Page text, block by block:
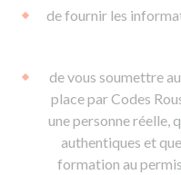
de fournir les
de vous soumettre
place par Codes
une personne réelle,
authentiques et
formation au